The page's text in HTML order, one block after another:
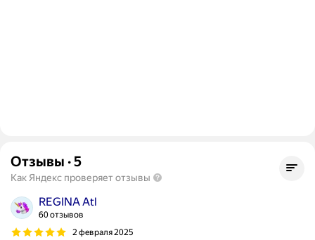
Отзывы ·5
Как Яндекс проверяет отзывы
REGINA Atl
60 отзывов
2 февраля 2025